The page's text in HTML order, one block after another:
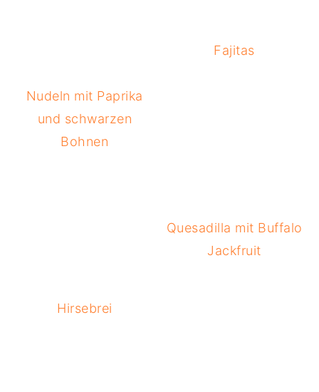
Nudeln mit Paprika
und schwarzen
Bohnen
Fajitas
Hirsebrei
Quesadilla mit Buffalo
Jackfruit